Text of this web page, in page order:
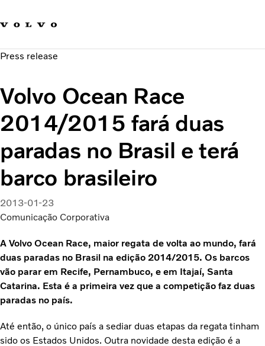
Carreira
Sustentabilidade e Segurança
Press release
Volvo Ocean Race
2014/2015 fará duas
paradas no Brasil e terá
barco brasileiro
2013-01-23
Comunicação Corporativa
A Volvo Ocean Race, maior regata de volta ao mundo, fará
duas paradas no Brasil na edição 2014/2015. Os barcos
vão parar em Recife, Pernambuco, e em Itajaí, Santa
Catarina. Esta é a primeira vez que a competição faz duas
paradas no país.
Até então, o único país a sediar duas etapas da regata tinham
sido os Estados Unidos. Outra novidade desta edição é a